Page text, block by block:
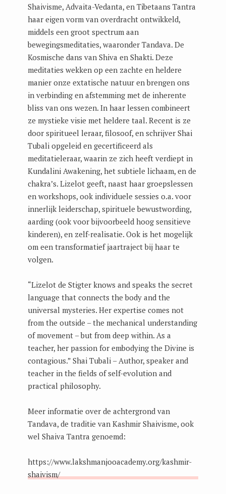
Shaivisme, Advaita-Vedanta, en Tibetaans Tantra
haar eigen vorm van overdracht ontwikkeld,
middels een groot spectrum aan
bewegingsmeditaties, waaronder Tandava. De
Kosmische dans van Shiva en Shakti. Deze
meditaties wekken op een zachte en heldere
manier onze extatische natuur en brengen ons
in verbinding en afstemming met de inherente
bliss van ons wezen. In haar lessen combineert
ze mystieke visie met heldere taal. Recent is ze
door spiritueel leraar, filosoof, en schrijver Shai
Tubali opgeleid en gecertificeerd als
meditatieleraar, waarin ze zich heeft verdiept in
Kundalini Awakening, het subtiele lichaam, en de
chakra’s. Lizelot geeft, naast haar groepslessen
en workshops, ook individuele sessies o.a. voor
innerlijk leiderschap, spirituele bewustwording,
aarding (ook voor bijvoorbeeld hoog sensitieve
kinderen), en zelf-realisatie. Ook is het mogelijk
om een transformatief jaartraject bij haar te
volgen.
“Lizelot de Stigter knows and speaks the secret
language that connects the body and the
universal mysteries. Her expertise comes not
from the outside – the mechanical understanding
of movement – but from deep within. As a
teacher, her passion for embodying the Divine is
contagious.” Shai Tubali – Author, speaker and
teacher in the fields of self-evolution and
practical philosophy.
Meer informatie over de achtergrond van
Tandava, de traditie van Kashmir Shaivisme, ook
wel Shaiva Tantra genoemd:
https://www.lakshmanjooacademy.org/kashmir-
shaivism/